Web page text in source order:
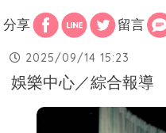
分享 留言
2025/09/14 15:23
娛樂中心／綜合報導